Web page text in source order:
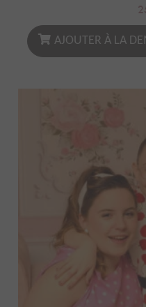
AJOUTER À LA